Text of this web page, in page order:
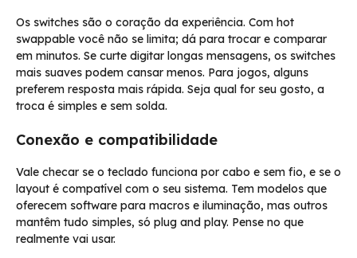
Os switches são o coração da experiência. Com hot
swappable você não se limita; dá para trocar e comparar
em minutos. Se curte digitar longas mensagens, os switches
mais suaves podem cansar menos. Para jogos, alguns
preferem resposta mais rápida. Seja qual for seu gosto, a
troca é simples e sem solda.
Conexão e compatibilidade
Vale checar se o teclado funciona por cabo e sem fio, e se o
layout é compatível com o seu sistema. Tem modelos que
oferecem software para macros e iluminação, mas outros
mantêm tudo simples, só plug and play. Pense no que
realmente vai usar.